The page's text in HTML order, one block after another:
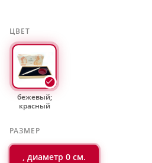
ЦВЕТ
бежевый;
красный
РАЗМЕР
, диаметр 0 см.